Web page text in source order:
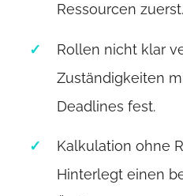
Ressourcen zuerst.
Rollen nicht klar
Zuständigkeiten
Deadlines fest.
Kalkulation ohne
Hinterlegt einen